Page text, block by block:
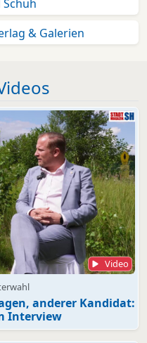
Video
anderer Kandidat:
Interview